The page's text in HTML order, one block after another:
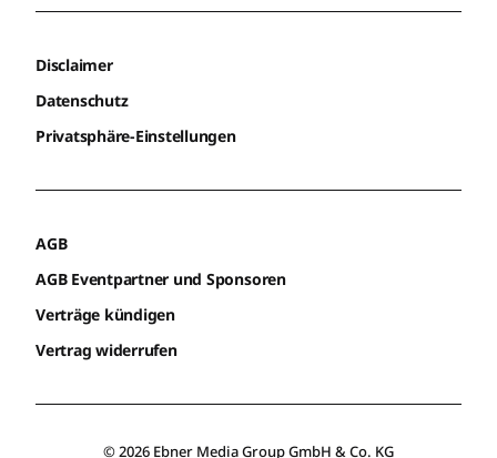
Disclaimer
Datenschutz
Privatsphäre-Einstellungen
AGB
AGB Eventpartner und Sponsoren
Verträge kündigen
Vertrag widerrufen
© 2026 Ebner Media Group GmbH & Co. KG